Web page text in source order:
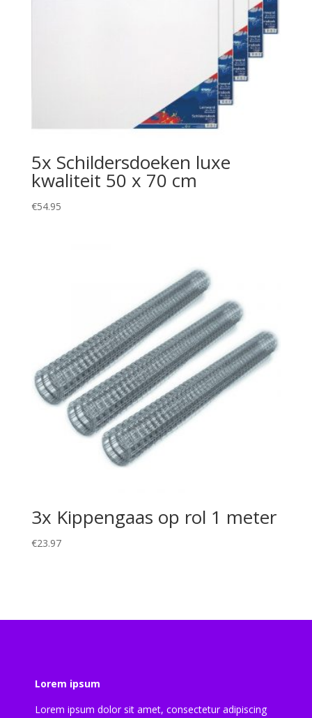
5x Schildersdoeken luxe
kwaliteit 50 x 70 cm
€54.95
3x Kippengaas op rol 1 meter
€23.97
Lorem ipsum
Lorem ipsum dolor sit amet, consectetur adipiscing